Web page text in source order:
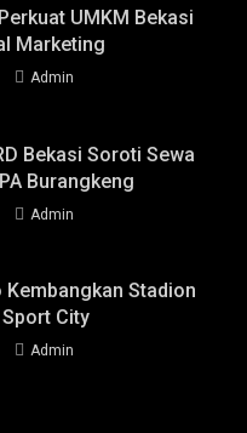
UMKM Bekasi
Marketing
Admin
Bekasi Soroti Sewa
Burangkeng
Admin
Kembangkan Stadion
City
Admin